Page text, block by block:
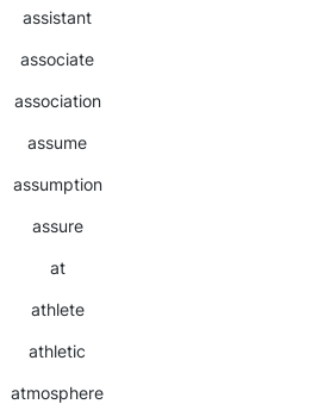
assistant
associate
association
assume
assumption
assure
at
athlete
athletic
atmosphere